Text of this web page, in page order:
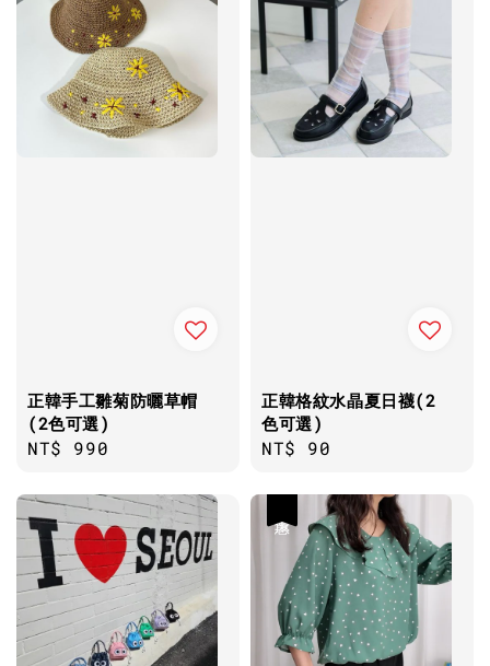
正韓手工雛菊防曬草帽
(2色可選)
Regular
NT$ 990
正韓格紋水晶夏日襪(2
色可選)
Regular
NT$ 90